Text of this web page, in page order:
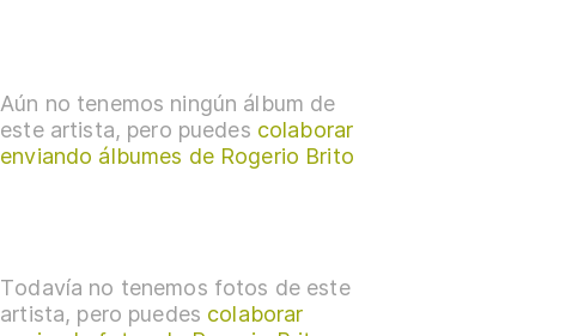
Aún no tenemos ningún álbum de
este artista, pero puedes colaborar
enviando álbumes de Rogerio Brito
Todavía no tenemos fotos de este
artista, pero puedes colaborar